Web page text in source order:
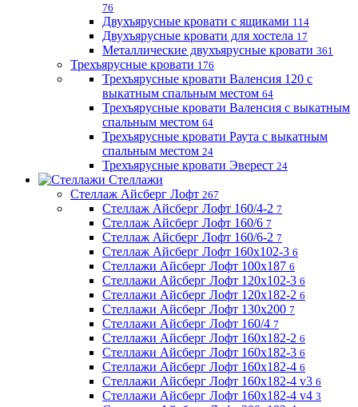
76
Двухъярусные кровати с ящиками 114
Двухъярусные кровати для хостела 17
Металлические двухъярусные кровати 361
Трехъярусные кровати 176
Трехъярусные кровати Валенсия 120 с
выкатным спальным местом 64
Трехъярусные кровати Валенсия с выкатным
спальным местом 64
Трехъярусные кровати Раута с выкатным
спальным местом 24
Трехъярусные кровати Эверест 24
Стеллажи
Стеллаж Айсберг Лофт 267
Стеллаж Айсберг Лофт 160/4-2 7
Стеллаж Айсберг Лофт 160/6 7
Стеллаж Айсберг Лофт 160/6-2 7
Стеллаж Айсберг Лофт 160х102-3 6
Стеллажи Айсберг Лофт 100х187 6
Стеллажи Айсберг Лофт 120х102-3 6
Стеллажи Айсберг Лофт 120х182-2 6
Стеллажи Айсберг Лофт 130х200 7
Стеллажи Айсберг Лофт 160/4 7
Стеллажи Айсберг Лофт 160х182-2 6
Стеллажи Айсберг Лофт 160х182-3 6
Стеллажи Айсберг Лофт 160х182-4 6
Стеллажи Айсберг Лофт 160х182-4 v3 6
Стеллажи Айсберг Лофт 160х182-4 v4 3